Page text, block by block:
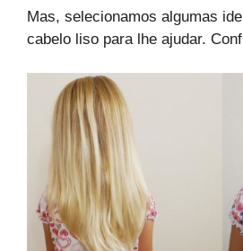
Mas, selecionamos algumas
cabelo liso para lhe ajudar.